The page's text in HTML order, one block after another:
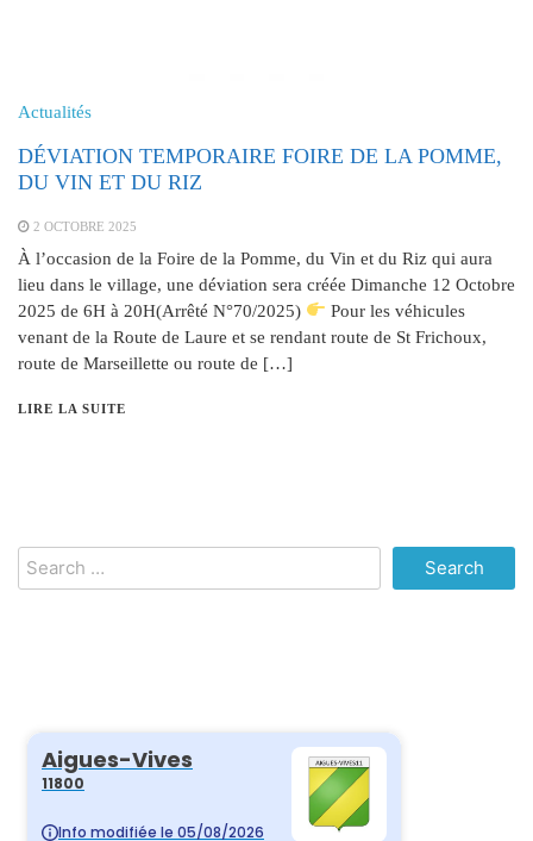
Actualités
DÉVIATION TEMPORAIRE FOIRE DE LA POMME,
DU VIN ET DU RIZ
2 OCTOBRE 2025
À l’occasion de la Foire de la Pomme, du Vin et du Riz qui aura
lieu dans le village, une déviation sera créée Dimanche 12 Octobre
2025 de 6H à 20H(Arrêté N°70/2025)
Pour les véhicules
venant de la Route de Laure et se rendant route de St Frichoux,
route de Marseillette ou route de […]
LIRE LA SUITE
Search
for: